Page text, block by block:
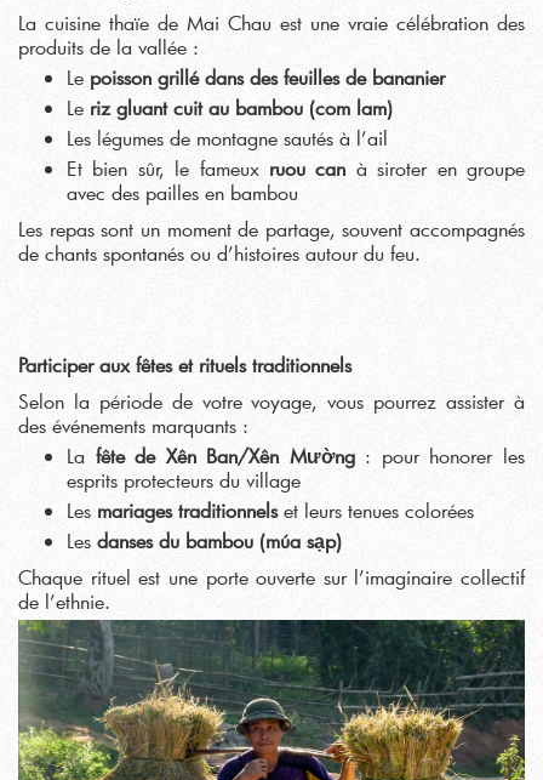
La cuisine thaïe de Mai Chau est une vraie célébration des
produits de la vallée :
Le poisson grillé dans des feuilles de bananier
Le riz gluant cuit au bambou (com lam)
Les légumes de montagne sautés à l’ail
Et bien sûr, le fameux ruou can à siroter en groupe
avec des pailles en bambou
Les repas sont un moment de partage, souvent accompagnés
de chants spontanés ou d’histoires autour du feu.
Participer aux fêtes et rituels traditionnels
Selon la période de votre voyage, vous pourrez assister à
des événements marquants :
La fête de Xên Ban/Xên Mường: pour honorer les
esprits protecteurs du village
Les mariages traditionnelset leurs tenues colorées
Les danses du bambou (múa sạp)
Chaque rituel est une porte ouverte sur l’imaginaire collectif
de l’ethnie.